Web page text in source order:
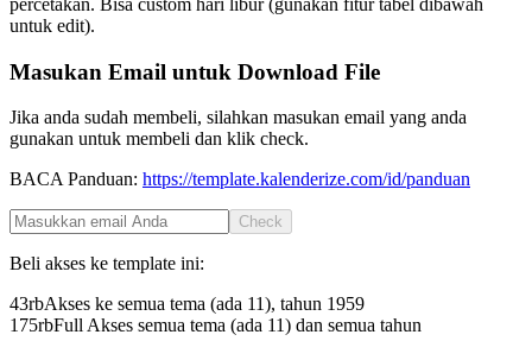
untuk edit).
Masukan Email untuk Download File
Jika anda sudah membeli, silahkan masukan email yang anda
gunakan untuk membeli dan klik check.
BACA Panduan: https://template.kalenderize.com/id/panduan
Check
Beli akses ke template ini:
43rbAkses ke semua tema (ada 11), tahun 1959
175rbFull Akses semua tema (ada 11) dan semua tahun